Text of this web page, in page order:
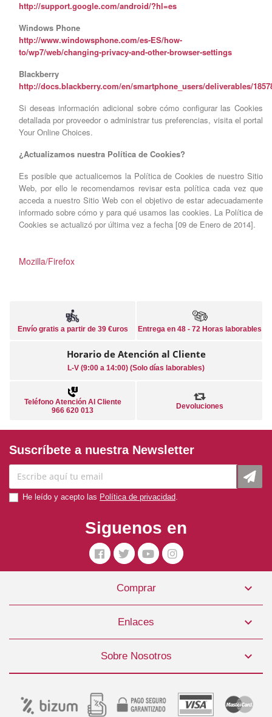
http://support.google.com/android/?hl=es
Windows Phone
http://www.windowsphone.com/es-ES/how-
to/wp7/web/changing-privacy-and-other-browser-settings
Blackberry
http://docs.blackberry.com/en/smartphone_users/deliverables/
Si deseas información adicional sobre cómo configurar las Cookies
detallada por proveedor o administrar tus preferencias, visita el portal
Your Online Choices.
¿Actualizamos nuestra Política de Cookies?
Es posible que actualicemos la Política de Cookies de nuestro Sitio
Web, por ello le recomendamos revisar esta política cada vez que
acceda a nuestro Sitio Web con el objetivo de estar adecuadamente
informado sobre cómo y para qué usamos las cookies. La Política de
Cookies se actualizó por última vez a fecha [09 de Enero de 2014].
Mozilla/Firefox
Envío gratis a partir de 39 €uros Entrega en 48 - 72 Horas laborables
Horario de Atención al Cliente
L-V (9:00 a 14:00) (Solo días laborables)
Teléfono Atención Al Cliente
966 620 013
Devoluciones
Suscríbete a nuestra Newsletter
He leído y acepto las Política de privacidad
Siguenos en
Comprar 
Enlaces 
Sobre Nosotros 